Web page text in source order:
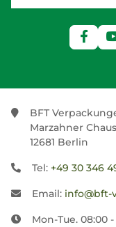
BFT
Marzahner
12681 Berlin
Tel: +49 30 346
Email: info@bft-
Mon-Tue. 08:00